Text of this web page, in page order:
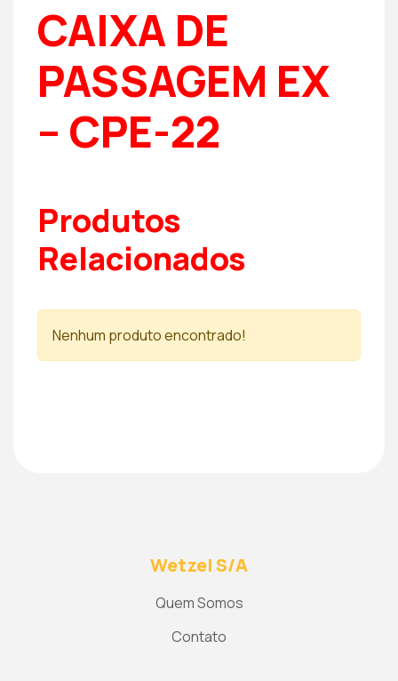
CAIXA DE
PASSAGEM EX
– CPE-22
Produtos
Relacionados
Nenhum produto encontrado!
Wetzel S/A
Quem Somos
Contato